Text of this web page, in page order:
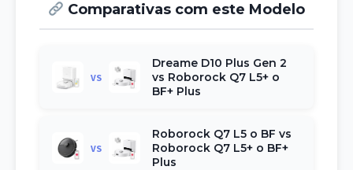
Comparativas com este Modelo
VS
Dreame D10 Plus Gen 2
vs Roborock Q7 L5+ o
BF+ Plus
VS
Roborock Q7 L5 o BF vs
Roborock Q7 L5+ o BF+
Plus